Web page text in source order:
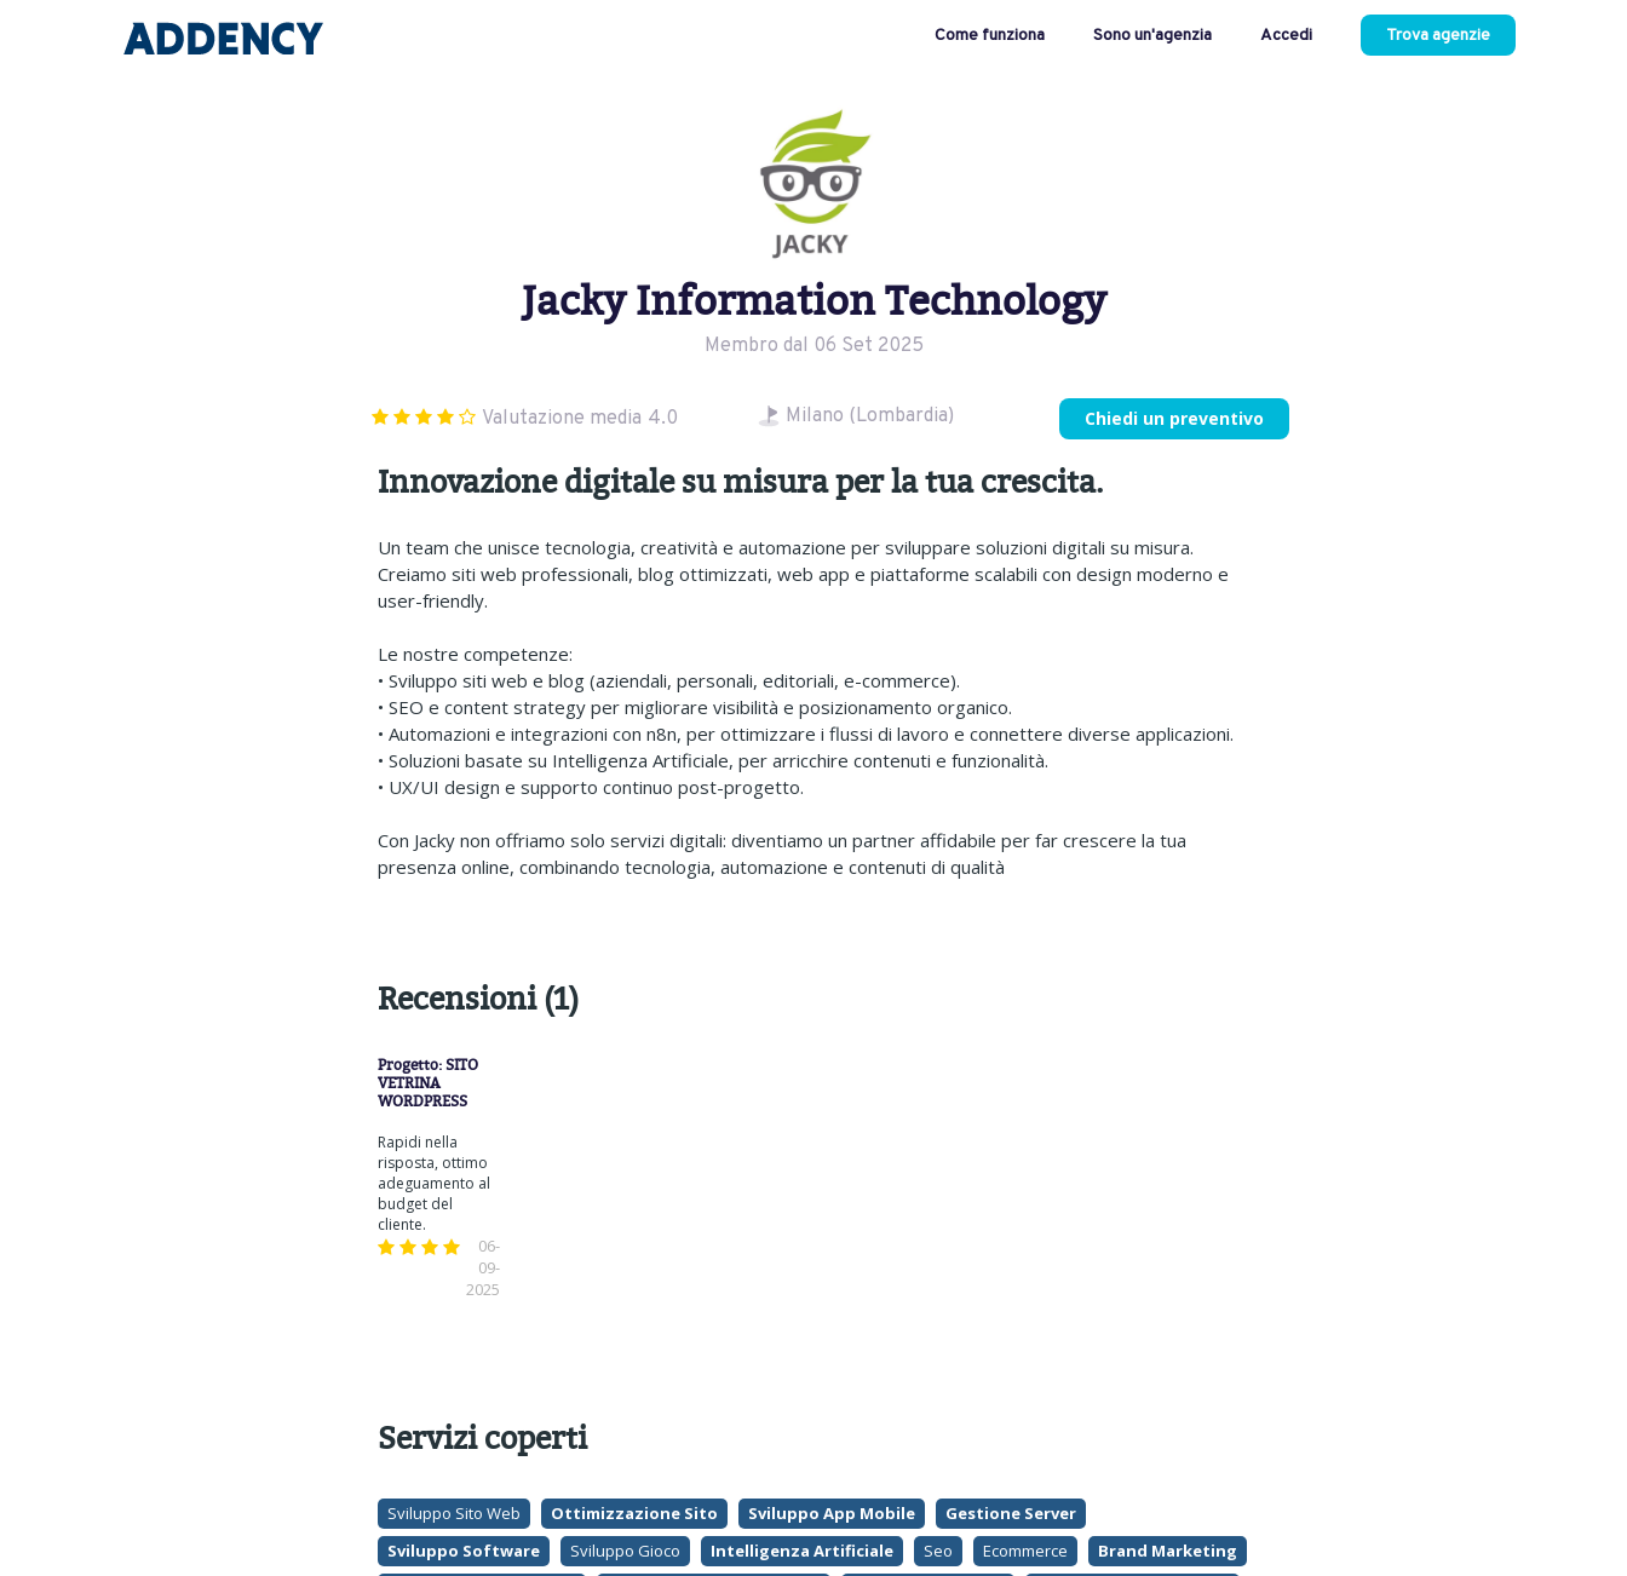
Come funziona Sono un'agenzia Accedi Trova agenzie
Jacky Information Technology
Membro dal 06 Set 2025
Valutazione media 4.0 Milano (Lombardia) Chiedi un preventivo
Innovazione digitale su misura per la tua crescita.
Un team che unisce tecnologia, creatività e automazione per sviluppare soluzioni digitali su misura.
Creiamo siti web professionali, blog ottimizzati, web app e piattaforme scalabili con design moderno e
user-friendly.
Le nostre competenze:
• Sviluppo siti web e blog (aziendali, personali, editoriali, e-commerce).
• SEO e content strategy per migliorare visibilità e posizionamento organico.
• Automazioni e integrazioni con n8n, per ottimizzare i flussi di lavoro e connettere diverse applicazioni.
• Soluzioni basate su Intelligenza Artificiale, per arricchire contenuti e funzionalità.
• UX/UI design e supporto continuo post-progetto.
Con Jacky non offriamo solo servizi digitali: diventiamo un partner affidabile per far crescere la tua
presenza online, combinando tecnologia, automazione e contenuti di qualità
Recensioni (1)
Progetto:SITO
VETRINA
WORDPRESS
Rapidi nella
risposta, ottimo
adeguamento al
budget del
cliente.
06-
09-
2025
Servizi coperti
Sviluppo Sito Web Ottimizzazione Sito Sviluppo App Mobile
Gestione Server
Sviluppo Software
Sviluppo Gioco Intelligenza Artificiale Seo Ecommerce
Brand Marketing